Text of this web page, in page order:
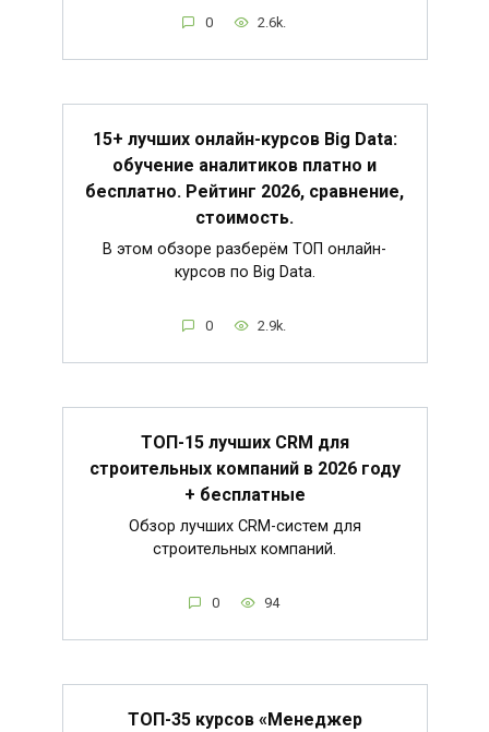
0 2.6k.
15+ лучших онлайн-курсов Big Data:
обучение аналитиков платно и
бесплатно. Рейтинг 2026, сравнение,
стоимость.
В этом обзоре разберём ТОП онлайн-
курсов по Big Data.
0 2.9k.
ТОП-15 лучших CRM для
строительных компаний в 2026 году
+ бесплатные
Обзор лучших CRM-систем для
строительных компаний.
0 94
ТОП-35 курсов «Менеджер